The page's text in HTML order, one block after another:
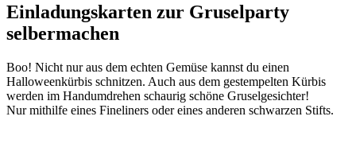
Einladungskarten zur Gruselparty
selbermachen
Boo! Nicht nur aus dem echten Gemüse kannst du einen
Halloweenkürbis schnitzen. Auch aus dem gestempelten Kürbis
werden im Handumdrehen schaurig schöne Gruselgesichter!
Nur mithilfe eines Fineliners oder eines anderen schwarzen Stifts.